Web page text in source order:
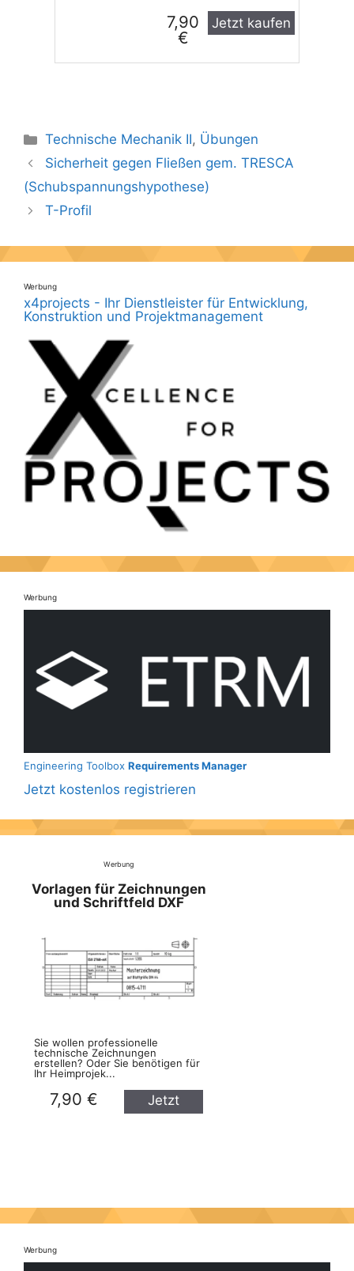
7,90
€
Jetzt kaufen
Kategorien
Technische Mechanik II, Übungen
Sicherheit gegen Fließen gem. TRESCA
(Schubspannungs­hypothese)
T-Profil
Werbung
x4projects - Ihr Dienstleister für Entwicklung,
Konstruktion und Projektmanagement
Werbung
Engineering Toolbox Requirements Manager
Jetzt kostenlos registrieren
Werbung
Vorlagen für Zeichnungen
und Schriftfeld DXF
Sie wollen professionelle
technische Zeichnungen
erstellen? Oder Sie benötigen für
Ihr Heimprojek...
7,90 €
Jetzt
Werbung